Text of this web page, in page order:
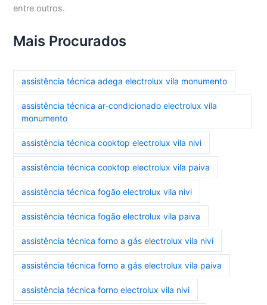
entre outros.
Mais Procurados
assistência técnica adega electrolux vila monumento
assistência técnica ar-condicionado electrolux vila
monumento
assistência técnica cooktop electrolux vila nivi
assistência técnica cooktop electrolux vila paiva
assistência técnica fogão electrolux vila nivi
assistência técnica fogão electrolux vila paiva
assistência técnica forno a gás electrolux vila nivi
assistência técnica forno a gás electrolux vila paiva
assistência técnica forno electrolux vila nivi